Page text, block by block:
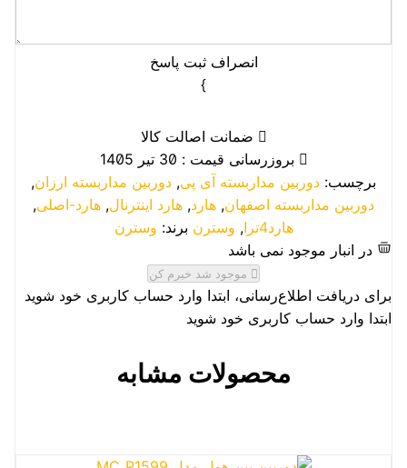
انصراف ثبت پاسخ
}
ضمانت اصالت کالا
بروزرسانی قیمت : 30 تیر 1405
برچسب: دوربین مداربسته آی پی, دوربین مداربسته ارزان,
دوربین مداربسته اصفهان, هارد, هارد اینترنال, هارد-اصلی,
هارد4ترا
, وسترن برند: وسترن
در انبار موجود نمی باشد
موجود شد خبرم کن
برای دریافت اطلاع‌رسانی، ابتدا وارد حساب کاربری خود شوید
ابتدا وارد حساب کاربری خود شوید
محصولات مشابه